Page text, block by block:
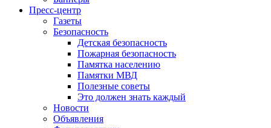
Пресс-центр
Газеты
Безопасность
Детская безопасность
Пожарная безопасность
Памятка населению
Памятки МВД
Полезные советы
Это должен знать каждый
Новости
Объявления